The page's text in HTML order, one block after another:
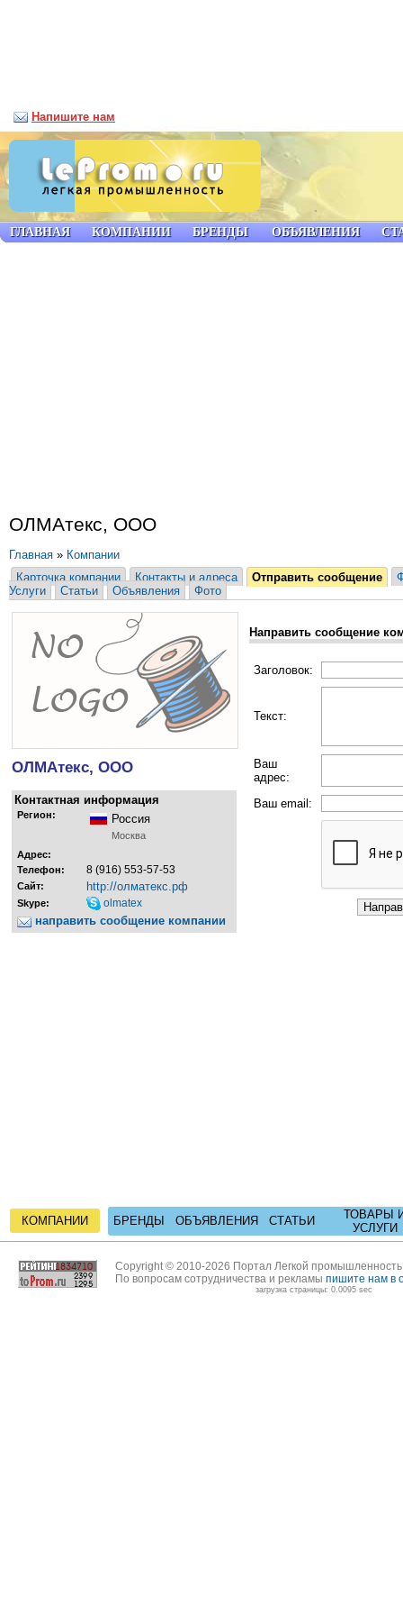
ОЛМАтекс, ООО
Главная » Компании
Карточка компании
Контакты и адреса Отправить сообщение
Услуги
Статьи Объявления Фото
ОЛМАтекс, ООО
Контактная информация
Регион: Россия
Москва
Адрес:
Телефон:
8 (916) 553-57-53
Сайт: http://олматекс.рф
Skype: olmatex
направить сообщение компании
Направить сообщение
Заголовок:
Текст:
Ваш
адрес:
Ваш email:
КОМПАНИИ БРЕНДЫ ОБЪЯВЛЕНИЯ СТАТЬИ
ТОВАРЫ
УСЛУГИ
ГЛАВНАЯ КОМПАНИИ БРЕНДЫ ОБЪЯВЛЕНИЯ
Напишите нам
Copyright © 2010-2026 Портал Легкой
По вопросам сотрудничества и рекламы пишите нам в
загрузка страницы: 0.0095 sec